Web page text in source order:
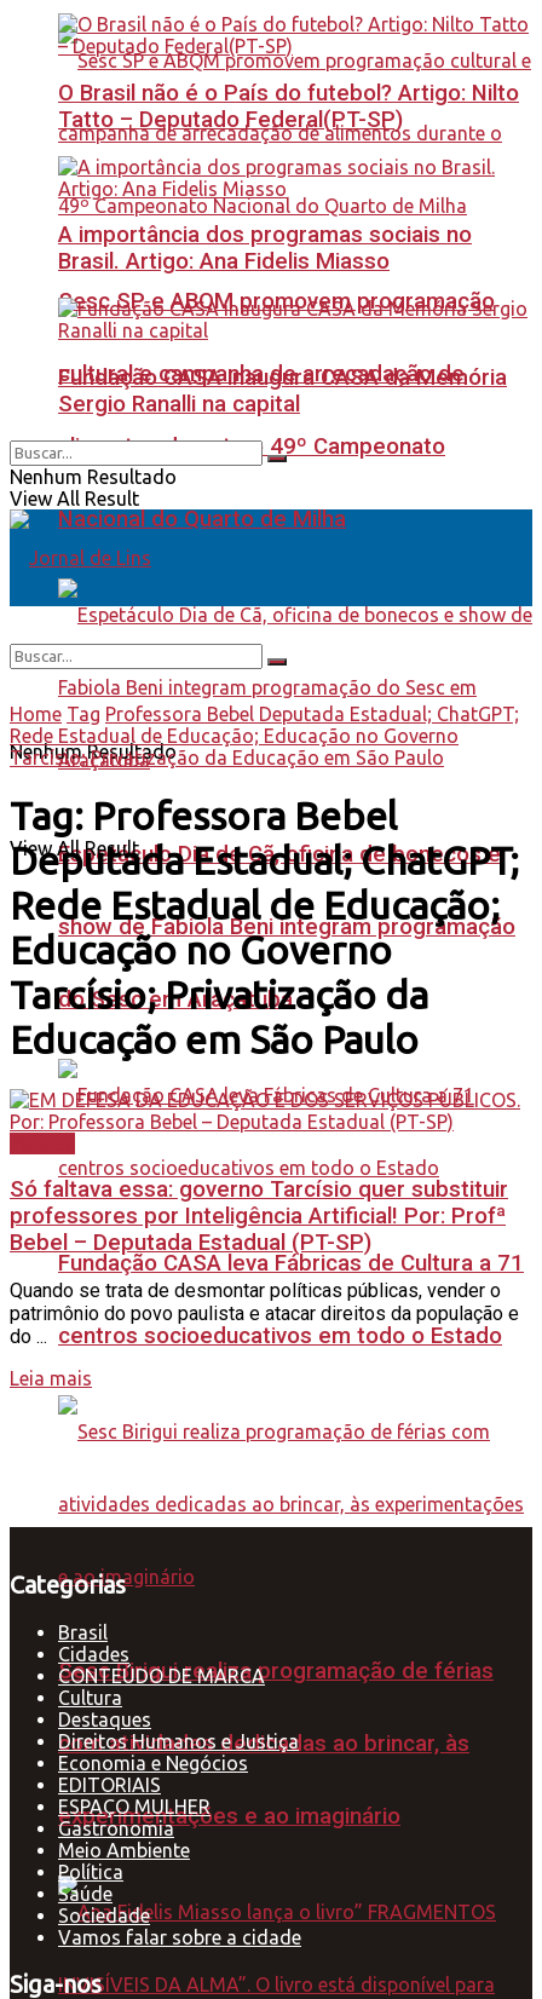
Sesc SP e ABQM promovem programação
cultural e campanha de arrecadação de
alimentos durante o 49º Campeonato
Nacional do Quarto de Milha
Espetáculo Dia de Cã, oficina de bonecos e
show de Fabiola Beni integram programação
do Sesc em Araçatuba
Fundação CASA leva Fábricas de Cultura a 71
centros socioeducativos em todo o Estado
Sesc Birigui realiza programação de férias
com atividades dedicadas ao brincar, às
experimentações e ao imaginário
O Brasil não é o País do futebol? Artigo: Nilto
Tatto – Deputado Federal(PT-SP)
A importância dos programas sociais no
Brasil. Artigo: Ana Fidelis Miasso
Fundação CASA inaugura CASA da Memória
Sergio Ranalli na capital
Nenhum Resultado
View All Result
Nenhum Resultado
View All Result
Home Tag Professora Bebel Deputada Estadual; ChatGPT;
Rede Estadual de Educação; Educação no Governo
Tarcísio; Privatização da Educação em São Paulo
Tag: Professora Bebel
Deputada Estadual; ChatGPT;
Rede Estadual de Educação;
Educação no Governo
Tarcísio; Privatização da
Educação em São Paulo
Só faltava essa: governo Tarcísio quer substituir
professores por Inteligência Artificial! Por: Profª
Bebel – Deputada Estadual (PT-SP)
Quando se trata de desmontar políticas públicas, vender o
patrimônio do povo paulista e atacar direitos da população e
do ...
Leia mais
Categorias
Brasil
Cidades
CONTEÚDO DE MARCA
Cultura
Destaques
Direitos Humanos e Justiça
Economia e Negócios
EDITORIAIS
ESPAÇO MULHER
Gastronomia
Meio Ambiente
Política
Saúde
Sociedade
Vamos falar sobre a cidade
Siga-nos